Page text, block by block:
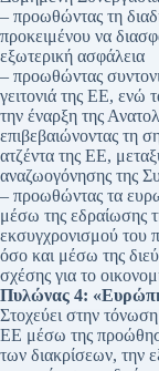
– προωθώντας τη
προκειμένου να
εξωτερική ασφάλεια
– προωθώντας
γειτονιά της ΕΕ, ενώ
την έναρξη της
επιβεβαιώνοντας τη
ατζέντα της ΕΕ,
αναζωογόνησης της
– προωθώντας τα
μέσω της εδραίωσης
εκσυγχρονισμού του
όσο και μέσω της
σχέσης για το
Πυλώνας 4:
Στοχεύει στην
ΕΕ μέσω της
των διακρίσεων, την